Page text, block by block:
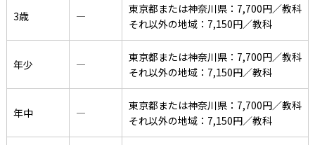
3歳 ―
東京都または神奈川県：7,700円／教科
それ以外の地域：7,150円／教科
年少 ―
東京都または神奈川県：7,700円／教科
それ以外の地域：7,150円／教科
年中 ―
東京都または神奈川県：7,700円／教科
それ以外の地域：7,150円／教科